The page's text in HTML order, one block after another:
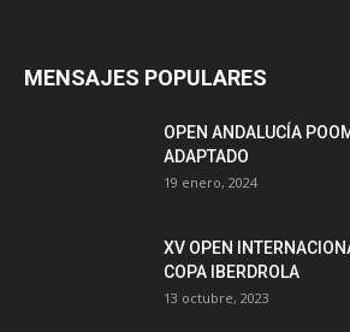
MENSAJES POPULARES
OPEN ANDALUCÍA
ADAPTADO
19 enero, 2024
XV OPEN
COPA IBERDROLA
13 octubre, 2023